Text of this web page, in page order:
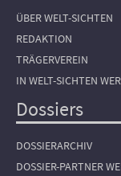
ÜBER WELT-SICHTEN
REDAKTION
TRÄGERVEREIN
IN WELT-SICHTEN
Dossiers
DOSSIERARCHIV
DOSSIER-PARTNER